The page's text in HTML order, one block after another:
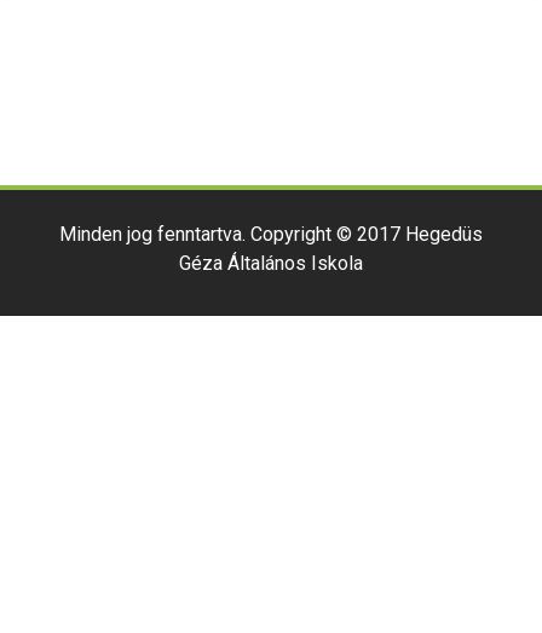
Minden jog fenntartva. Copyright © 2017 Hegedüs
Géza Általános Iskola